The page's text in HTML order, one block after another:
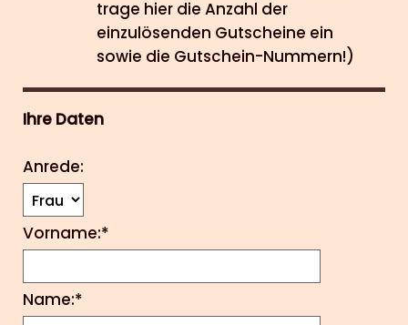
trage hier die Anzahl der
einzulösenden Gutscheine ein
sowie die Gutschein-Nummern!)
Ihre Daten
Anrede:
Vorname:*
Name:*